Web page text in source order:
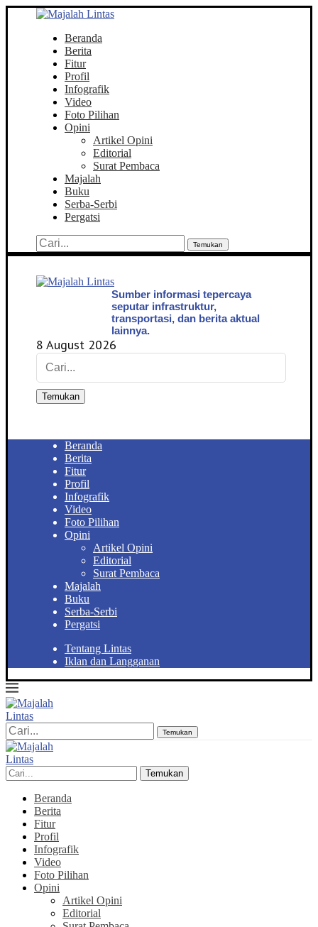
Beranda
Berita
Fitur
Profil
Infografik
Video
Foto Pilihan
Opini
Artikel Opini
Editorial
Surat Pembaca
Majalah
Buku
Serba-Serbi
Pergatsi
Temukan
Sumber informasi tepercaya
seputar infrastruktur,
transportasi, dan berita aktual
lainnya.
8 August 2026
Temukan
Beranda
Berita
Fitur
Profil
Infografik
Video
Foto Pilihan
Opini
Artikel Opini
Editorial
Surat Pembaca
Majalah
Buku
Serba-Serbi
Pergatsi
Tentang Lintas
Iklan dan Langganan
Temukan
Temukan
Beranda
Berita
Fitur
Profil
Infografik
Video
Foto Pilihan
Opini
Artikel Opini
Editorial